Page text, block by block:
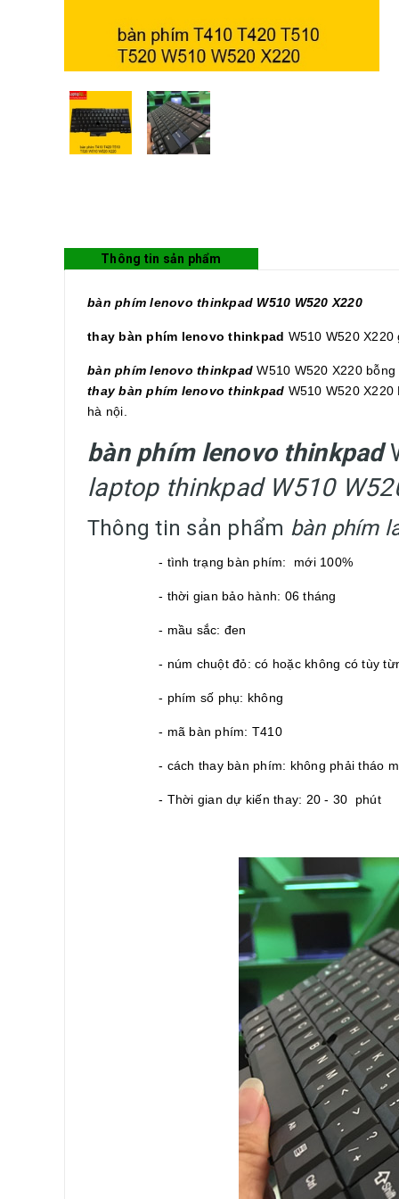
Thông tin sản phẩm
bàn phím lenovo thinkpad W510 W520 X220
thay bàn phím lenovo thinkpad W510 W520
bàn phím lenovo thinkpadW510 W520 X220
thay bàn phím lenovo thinkpad W510 W520
hà nội.
bàn phím lenovo thinkpad
laptop thinkpad W510
Thông tin sản phẩm bàn phím
- tình trạng bàn phím: mới 100%
- thời gian bảo hành: 06 tháng
- mầu sắc: đen
- núm chuột đỏ: có hoặc không có tùy
- phím số phụ: không
- mã bàn phím: T410
- cách thay bàn phím: không phải tháo
- Thời gian dự kiến thay: 20 - 30 phút